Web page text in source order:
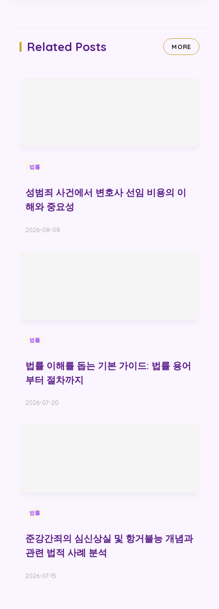
Related Posts MORE
법률
성범죄 사건에서 변호사 선임 비용의 이
해와 중요성
2026-08-08
법률
법률 이해를 돕는 기본 가이드: 법률 용어
부터 절차까지
2026-07-20
법률
준강간죄의 심신상실 및 항거불능 개념과
관련 법적 사례 분석
2026-07-15